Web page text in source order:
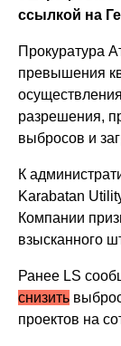
ссылкой на
Прокуратура
превышения
разрешения,
выбросов и
К
Karabatan
Компании
взысканного
Ранее LS
снизить
проектов на